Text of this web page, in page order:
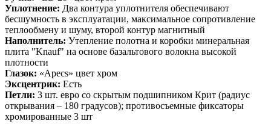
Уплотнение: Два контура уплотнителя обеспечивают
бесшумность в эксплуатации, максимальное сопротивление
теплообмену и шуму, второй контур магнитный
Наполнитель: Утепление полотна и коробки минеральная
плита "Knauf" на основе базальтового волокна высокой
плотности
Глазок: «Apecs» цвет хром
Эксцентрик: Есть
Петли: 3 шт. евро со скрытым подшипником Крит (радиус
открывания – 180 градусов); противосъемные фиксаторы
хромированные 3 шт